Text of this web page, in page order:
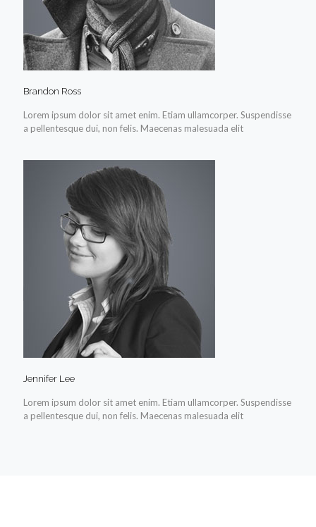
Brandon Ross
Lorem ipsum dolor sit amet enim. Etiam ullamcorper. Suspendisse
a pellentesque dui, non felis. Maecenas malesuada elit
Jennifer Lee
Lorem ipsum dolor sit amet enim. Etiam ullamcorper. Suspendisse
a pellentesque dui, non felis. Maecenas malesuada elit